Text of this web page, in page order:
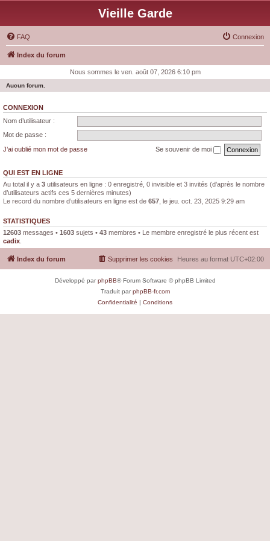
Vieille Garde
FAQ Connexion
Index du forum
Nous sommes le ven. août 07, 2026 6:10 pm
Aucun forum.
CONNEXION
Nom d’utilisateur :
Mot de passe :
J’ai oublié mon mot de passe
Se souvenir de moi
QUI EST EN LIGNE
Au total il y a 3 utilisateurs en ligne : 0 enregistré, 0 invisible et 3 invités (d’après le nombre
d’utilisateurs actifs ces 5 dernières minutes)
Le record du nombre d’utilisateurs en ligne est de 657 , le jeu. oct. 23, 2025 9:29 am
STATISTIQUES
12603 messages • 1603 sujets • 43 membres • Le membre enregistré le plus récent est
cadix
Index du forum Heures au format UTC+02:00
Supprimer les cookies
Développé parphpBB® Forum Software © phpBB Limited
Traduit parphpBB-fr.com
Confidentialité | Conditions